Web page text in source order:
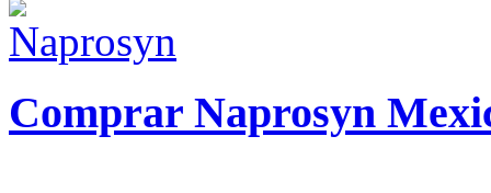
Comprar Naprosyn